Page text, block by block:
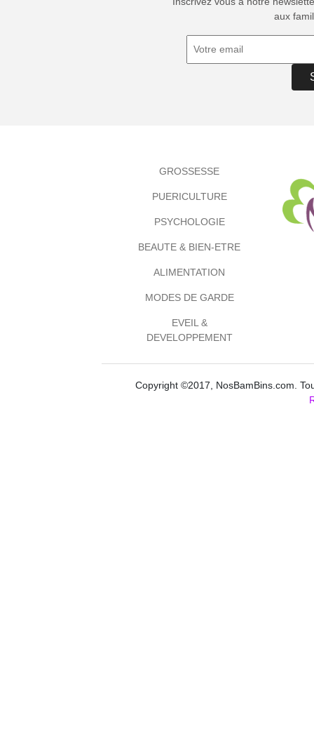
aux
GROSSESSE
PUERICULTURE
PSYCHOLOGIE
BEAUTE & BIEN-ETRE
ALIMENTATION
MODES DE GARDE
EVEIL &
DEVELOPPEMENT
Copyright ©2017, NosBamBins.com.